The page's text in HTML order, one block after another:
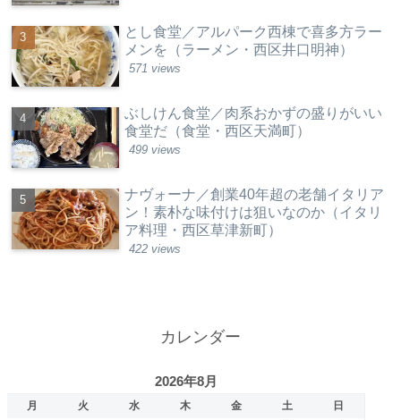
とし食堂／アルパーク西棟で喜多方ラー
メンを（ラーメン・西区井口明神）
571 views
ぶしけん食堂／肉系おかずの盛りがいい
食堂だ（食堂・西区天満町）
499 views
ナヴォーナ／創業40年超の老舗イタリア
ン！素朴な味付けは狙いなのか（イタリ
ア料理・西区草津新町）
422 views
カレンダー
2026年8月
月 火 水 木 金 土
日